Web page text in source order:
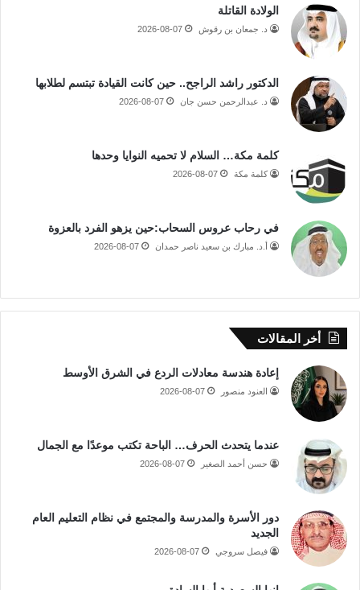
الولادة القاتلة
د. جمعان بن رقوش 2026-08-07
الدكتور راشد الراجح.. حين كانت القيادة تبتسم لطلابها
د. عبدالرحمن حسن جان 2026-08-07
كلمة مكة… السلام لا تحميه النوايا وحدها
كلمة مكة 2026-08-07
في رحاب عروس السحاب:حين يزهو الفرد بالعزوة
أ.د. مبارك بن سعيد ناصر حمدان 2026-08-07
أخر المقالات
إعادة هندسة معادلات الردع في الشرق الأوسط
العنود منصور 2026-08-07
عندما يتحدث الحرف… الباحة تكتب موعدًا مع الجمال
حسن أحمد الصغير 2026-08-07
دور الأسرة والمدرسة والمجتمع في نظام التعليم العام
الجديد
فيصل سروجي 2026-08-07